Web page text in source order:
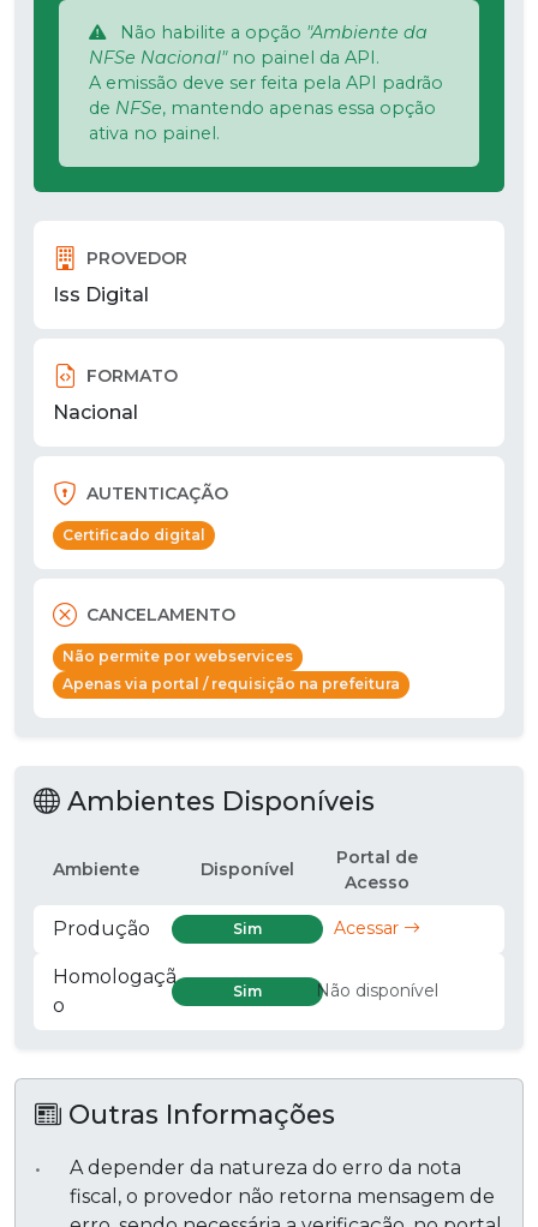
Não habilite a opção "Ambiente da
NFSe Nacional"no painel da API.
A emissão deve ser feita pela API padrão
de NFSe, mantendo apenas essa opção
ativa no painel.
PROVEDOR
Iss Digital
FORMATO
Nacional
AUTENTICAÇÃO
Certificado digital
CANCELAMENTO
Não permite por webservices
Apenas via portal / requisição na prefeitura
Ambientes Disponíveis
Ambiente Disponível
Portal de
Acesso
Produção Sim Acessar
Homologaçã
o
Sim Não disponível
Outras Informações
A depender da natureza do erro da nota
fiscal, o provedor não retorna mensagem de